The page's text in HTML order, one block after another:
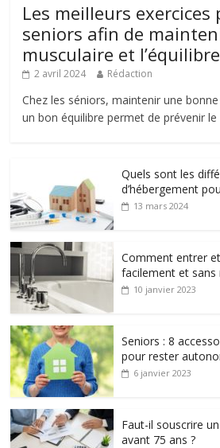
Les meilleurs exercices
seniors afin de
musculaire et l’équilibre
2 avril 2024 Rédaction
Chez les séniors, maintenir une
un bon équilibre permet de prévenir le
Quels sont les
d’hébergement
13 mars 2024
Comment entrer
facilement et sans
10 janvier 2023
Seniors : 8
pour rester
6 janvier 2023
Faut-il souscrire
avant 75 ans ?